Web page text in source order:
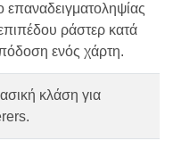
επαναδειγματοληψίας
ράστερ κατά
ενός χάρτη.
κλάση για